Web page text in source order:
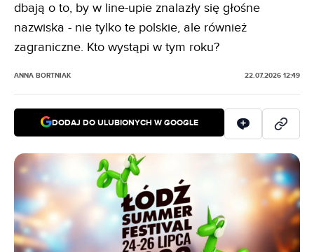
dbają o to, by w line-upie znalazły się głośne
nazwiska - nie tylko te polskie, ale również
zagraniczne. Kto wystąpi w tym roku?
ANNA BORTNIAK 22.07.2026 12:49
DODAJ DO ULUBIONYCH W GOOGLE